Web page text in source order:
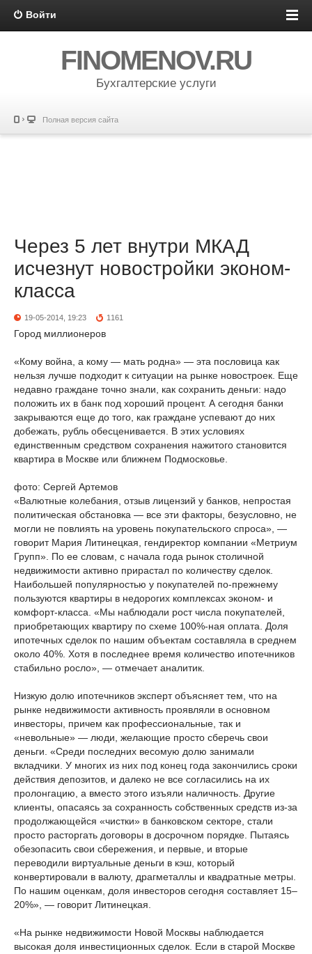
Войти
FINOMENOV.RU
Бухгалтерские услуги
Полная версия сайта
Через 5 лет внутри МКАД
исчезнут новостройки эконом-
класса
19-05-2014, 19:23 1161
Город миллионеров
«Кому война, а кому — мать родна» — эта пословица как
нельзя лучше подходит к ситуации на рынке новостроек. Еще
недавно граждане точно знали, как сохранить деньги: надо
положить их в банк под хороший процент. А сегодня банки
закрываются еще до того, как граждане успевают до них
добежать, рубль обесценивается. В этих условиях
единственным средством сохранения нажитого становится
квартира в Москве или ближнем Подмосковье.
фото: Сергей Артемов
«Валютные колебания, отзыв лицензий у банков, непростая
политическая обстановка — все эти факторы, безусловно, не
могли не повлиять на уровень покупательского спроса», —
говорит Мария Литинецкая, гендиректор компании «Метриум
Групп». По ее словам, с начала года рынок столичной
недвижимости активно прирастал по количеству сделок.
Наибольшей популярностью у покупателей по-прежнему
пользуются квартиры в недорогих комплексах эконом- и
комфорт-класса. «Мы наблюдали рост числа покупателей,
приобретающих квартиру по схеме 100%-ная оплата. Доля
ипотечных сделок по нашим объектам составляла в среднем
около 40%. Хотя в последнее время количество ипотечников
стабильно росло», — отмечает аналитик.
Низкую долю ипотечников эксперт объясняет тем, что на
рынке недвижимости активность проявляли в основном
инвесторы, причем как профессиональные, так и
«невольные» — люди, желающие просто сберечь свои
деньги. «Среди последних весомую долю занимали
вкладчики. У многих из них под конец года закончились сроки
действия депозитов, и далеко не все согласились на их
пролонгацию, а вместо этого изъяли наличность. Другие
клиенты, опасаясь за сохранность собственных средств из-за
продолжающейся «чистки» в банковском секторе, стали
просто расторгать договоры в досрочном порядке. Пытаясь
обезопасить свои сбережения, и первые, и вторые
переводили виртуальные деньги в кэш, который
конвертировали в валюту, драгметаллы и квадратные метры.
По нашим оценкам, доля инвесторов сегодня составляет 15–
20%», — говорит Литинецкая.
«На рынке недвижимости Новой Москвы наблюдается
высокая доля инвестиционных сделок. Если в старой Москве